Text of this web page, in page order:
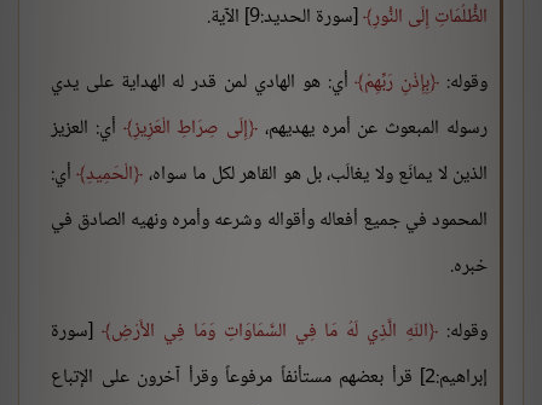
الظُّلُمَاتِ إِلَى النُّورِ [سورة الحديد:9] الآية.
وقوله: بِإِذْنِ رَبِّهِمْ أي: هو الهادي لمن قدر له الهداية على يدي
رسوله المبعوث عن أمره يهديهم، إِلَى صِرَاطِ الْعَزِيزِ أي: العزيز
الذين لا يمانَع ولا يغالَب، بل هو القاهر لكل ما سواه، الْحَمِيدِ أي:
المحمود في جميع أفعاله وأقواله وشرعه وأمره ونهيه الصادق في
خبره.
وقوله:
اللّهِ الَّذِي لَهُ مَا فِي السَّمَاوَاتِ وَمَا فِي الأَرْضِ [سورة
إبراهيم:2] قرأ بعضهم مستأنفاً مرفوعاً وقرأ آخرون على الإتباع